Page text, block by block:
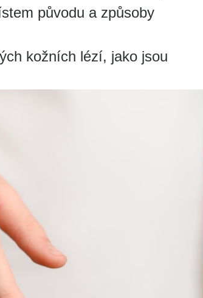
původu a způsoby
kožních lézí, jako jsou